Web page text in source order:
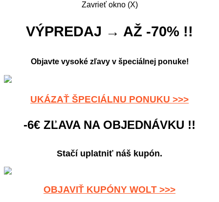
Zavrieť okno (X)
VÝPREDAJ → AŽ -70% !!
Objavte vysoké zľavy v špeciálnej ponuke!
UKÁZAŤ ŠPECIÁLNU PONUKU >>>
-6€ ZĽAVA NA OBJEDNÁVKU !!
Stačí uplatniť náš kupón.
OBJAVIŤ KUPÓNY WOLT >>>